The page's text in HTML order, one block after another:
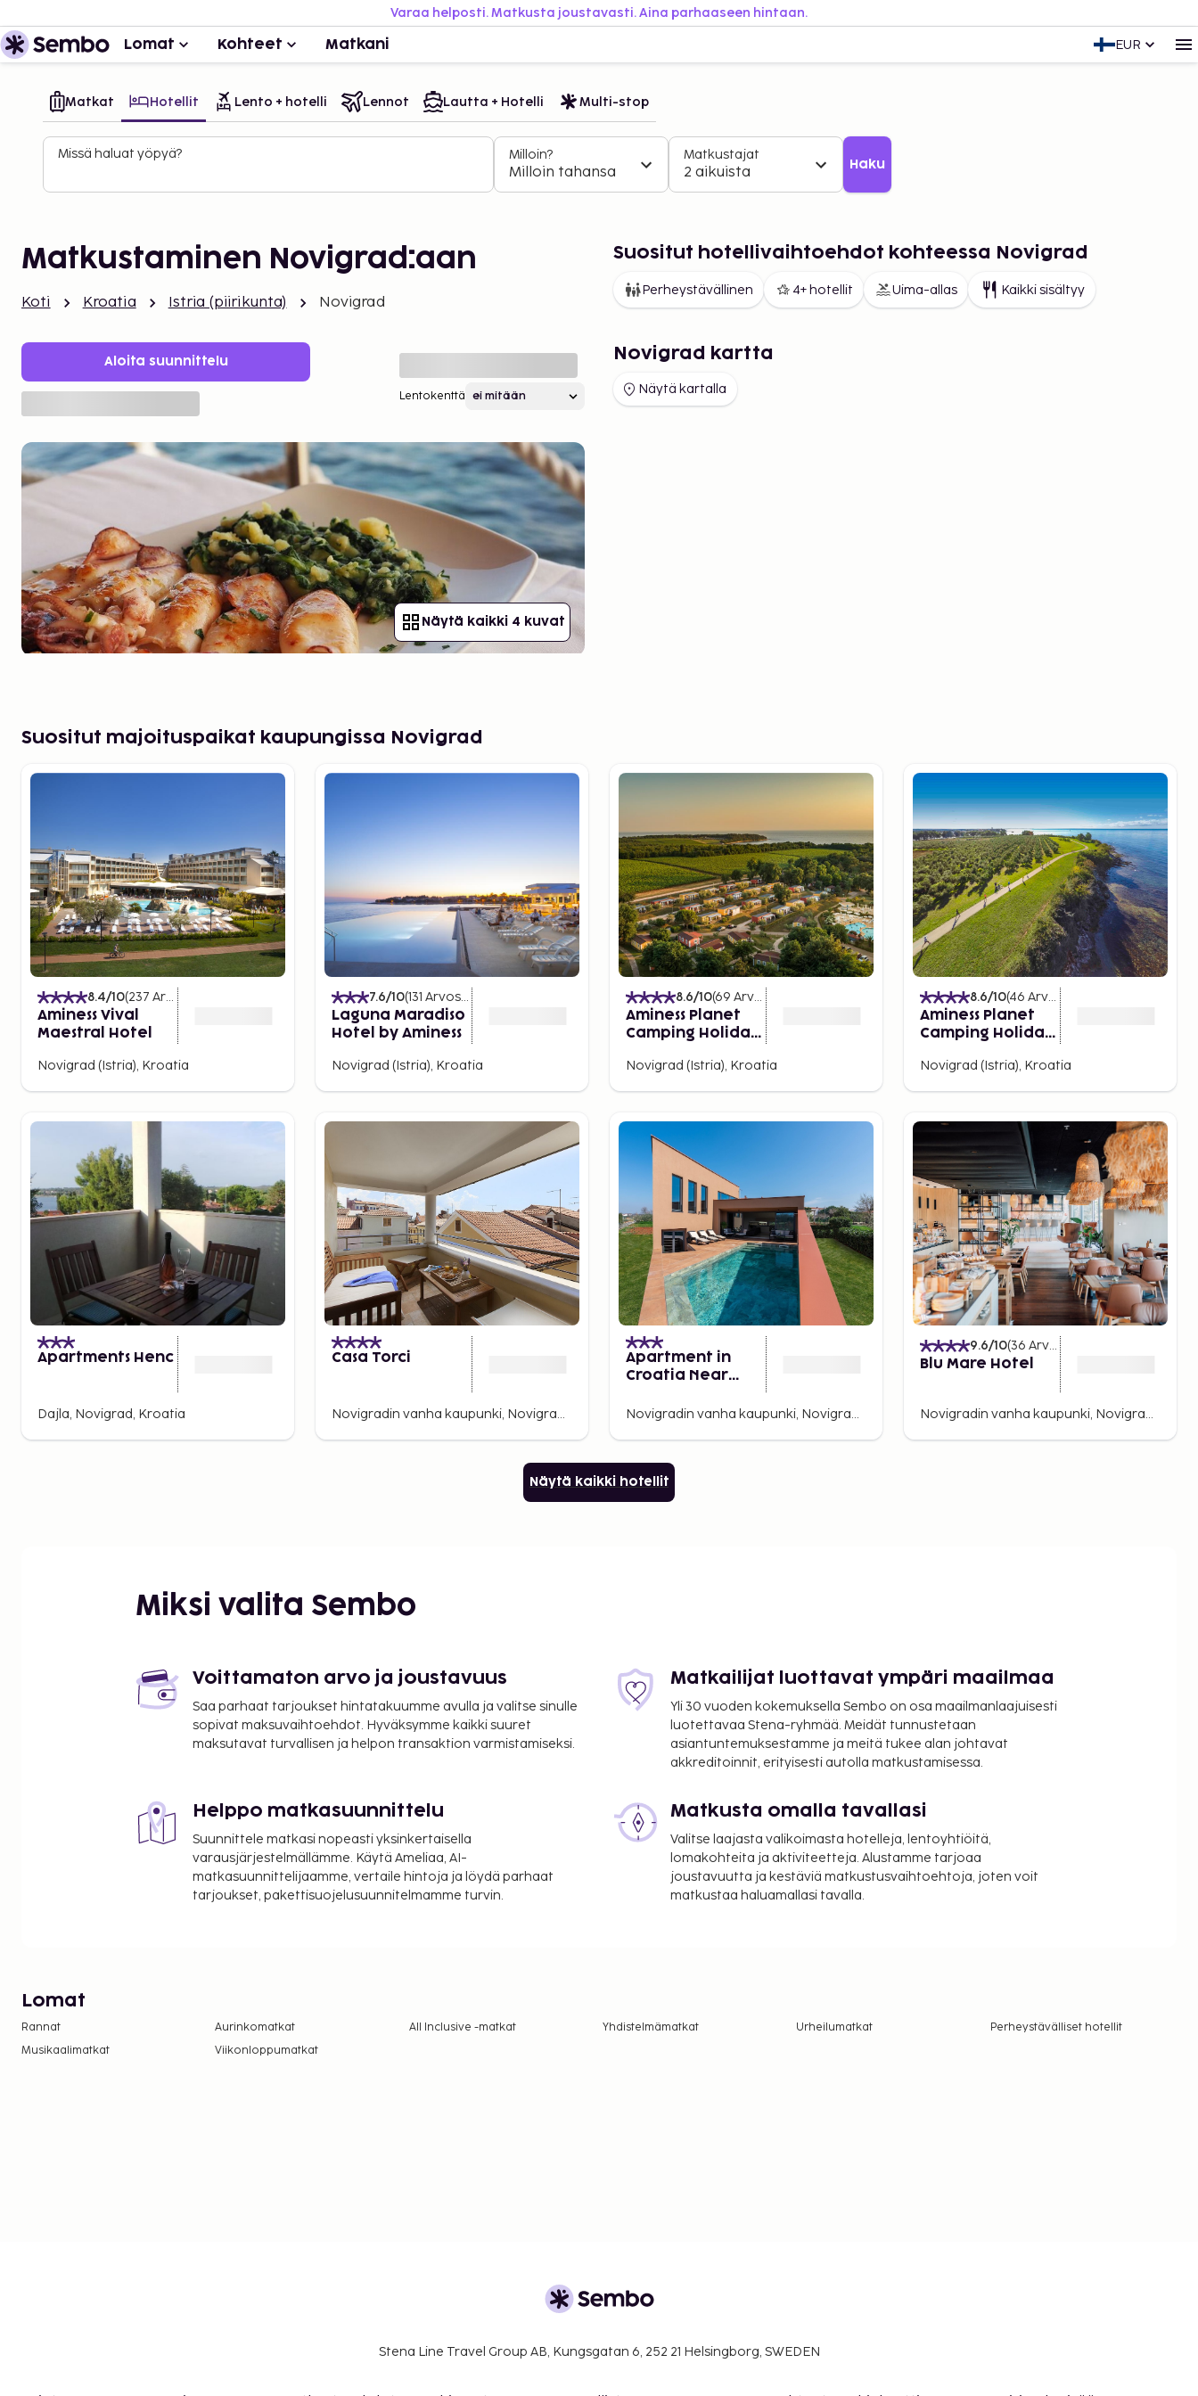
Varaa helposti. Matkusta joustavasti. Aina parhaaseen hintaan.
Lomat Kohteet Matkani EUR
Matkat Hotellit Lento + hotelli Lennot Lautta + Hotelli Multi-stop
Missä haluat yöpyä? Milloin?
Milloin tahansa
Matkustajat
2 aikuista Haku
Matkustaminen Novigrad:aan
Koti Kroatia Istria (piirikunta) Novigrad
Aloita suunnittelu
Lentokenttä
Näytä kaikki 4 kuvat
Suositut hotellivaihtoehdot kohteessa Novigrad
Perheystävällinen 4+ hotellit Uima-allas Kaikki sisältyy
Novigrad kartta
Näytä kartalla
Suositut majoituspaikat kaupungissa Novigrad
8.4/10(237 Arvostelut
Aminess Vival
Maestral Hotel
Novigrad (Istria), Kroatia
7.6/10(131 Arvostelut
Laguna Maradiso
Hotel by Aminess
Novigrad (Istria), Kroatia
8.6/10(69 Arvostelut
Aminess Planet
Camping Holiday
Novigrad (Istria), Kroatia
8.6/10(46 Arvostelut
Aminess Planet
Camping Holiday
Novigrad (Istria), Kroatia
Apartments Henc
Dajla, Novigrad, Kroatia
Casa Torci
Novigradin vanha kaupunki, Novigrad, Kroatia
Apartment in
Croatia Near
Novigradin vanha kaupunki, Novigrad, Kroatia
9.6/10(36 Arvostelut
Blu Mare Hotel
Novigradin vanha kaupunki, Novigrad, Kroatia
Näytä kaikki hotellit
Miksi valita Sembo
Voittamaton arvo ja joustavuus
Saa parhaat tarjoukset hintatakuumme avulla ja valitse sinulle
sopivat maksuvaihtoehdot. Hyväksymme kaikki suuret
maksutavat turvallisen ja helpon transaktion varmistamiseksi.
Matkailijat luottavat ympäri maailmaa
Yli 30 vuoden kokemuksella Sembo on osa maailmanlaajuisesti
luotettavaa Stena-ryhmää. Meidät tunnustetaan
asiantuntemuksestamme ja meitä tukee alan johtavat
akkreditoinnit, erityisesti autolla matkustamisessa.
Helppo matkasuunnittelu
Suunnittele matkasi nopeasti yksinkertaisella
varausjärjestelmällämme. Käytä Ameliaa, AI-
matkasuunnittelijaamme, vertaile hintoja ja löydä parhaat
tarjoukset, pakettisuojelusuunnitelmamme turvin.
Matkusta omalla tavallasi
Valitse laajasta valikoimasta hotelleja, lentoyhtiöitä,
lomakohteita ja aktiviteetteja. Alustamme tarjoaa
joustavuutta ja kestäviä matkustusvaihtoehtoja, joten voit
matkustaa haluamallasi tavalla.
Lomat
Rannat Aurinkomatkat All Inclusive -matkat Yhdistelmämatkat Urheilumatkat
Perheystävälliset hotellit
Musikaalimatkat
Viikonloppumatkat
Stena Line Travel Group AB, Kungsgatan 6, 252 21 Helsingborg, SWEDEN